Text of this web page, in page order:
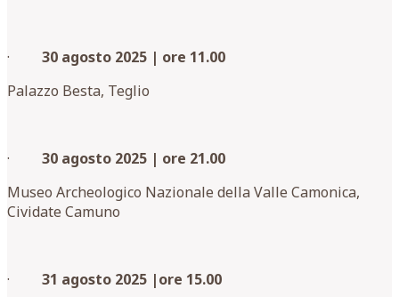
· 30 agosto 2025 | ore 11.00
Palazzo Besta, Teglio
· 30 agosto 2025 | ore 21.00
Museo Archeologico Nazionale della Valle Camonica,
Cividate Camuno
· 31 agosto 2025 |ore 15.00